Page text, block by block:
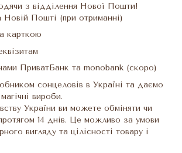
з відділення Нової Пошти!
Новій Пошті (при отриманні)
карткою
ПриватБанк та monobank (скоро)
сонцеловів в Україні та даємо
вироби.
України ви можете обміняти чи
14 днів. Це можливо за умови
вигляду та цілісності товару і